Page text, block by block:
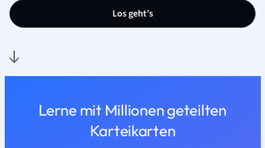
Los geht’s
Lerne mit Millionen geteilten
Karteikarten